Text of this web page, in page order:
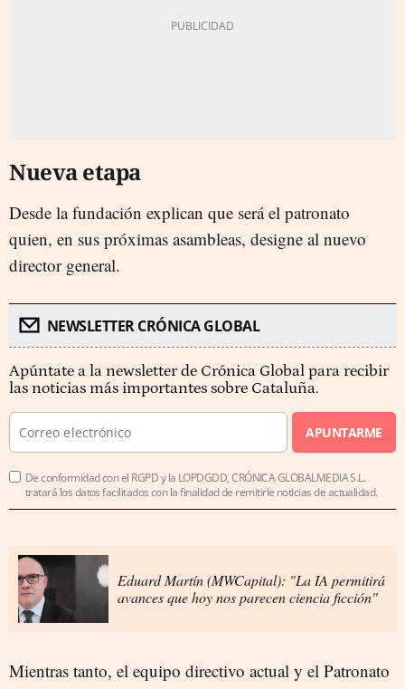
Nueva etapa
Desde la fundación explican que será el patronato
quien, en sus próximas asambleas, designe al nuevo
director general.
NEWSLETTER CRÓNICA GLOBAL
Apúntate a la newsletter de Crónica Global para recibir
las noticias más importantes sobre Cataluña.
APUNTARME
De conformidad con el RGPD y la LOPDGDD, CRÓNICA GLOBALMEDIA S.L.
tratará los datos facilitados con la finalidad de remitirle noticias de actualidad.
Eduard Martín (MWCapital): "La IA permitirá
avances que hoy nos parecen ciencia ficción"
Mientras tanto, el equipo directivo actual y el Patronato